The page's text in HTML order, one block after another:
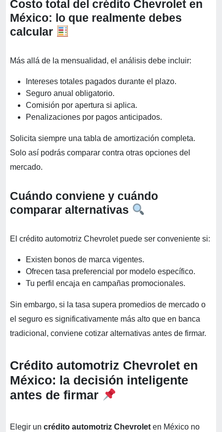
Costo total del crédito Chevrolet en
México: lo que realmente debes
calcular
Más allá de la mensualidad, el análisis debe incluir:
Intereses totales pagados durante el plazo.
Seguro anual obligatorio.
Comisión por apertura si aplica.
Penalizaciones por pagos anticipados.
Solicita siempre una tabla de amortización completa.
Solo así podrás comparar contra otras opciones del
mercado.
Cuándo conviene y cuándo
comparar alternativas
El crédito automotriz Chevrolet puede ser conveniente si:
Existen bonos de marca vigentes.
Ofrecen tasa preferencial por modelo específico.
Tu perfil encaja en campañas promocionales.
Sin embargo, si la tasa supera promedios de mercado o
el seguro es significativamente más alto que en banca
tradicional, conviene cotizar alternativas antes de firmar.
Crédito automotriz Chevrolet en
México: la decisión inteligente
antes de firmar
Elegir un crédito automotriz Chevrolet en México no